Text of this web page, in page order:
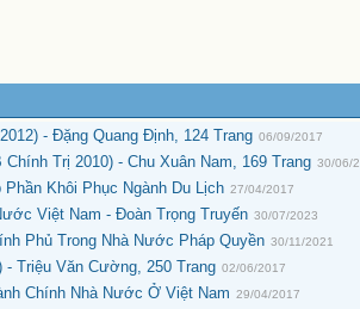
- Đặng Quang Định, 124 Trang 06/09/2017
Trị 2010) - Chu Xuân Nam, 169 Trang 30/06/
Khôi Phục Ngành Du Lịch 27/04/2017
Việt Nam - Đoàn Trọng Truyến 30/07/2023
Phủ Trong Nhà Nước Pháp Quyền 30/11/2021
- Triệu Văn Cường, 250 Trang 02/06/2017
Chính Nhà Nước Ở Việt Nam 29/04/2017